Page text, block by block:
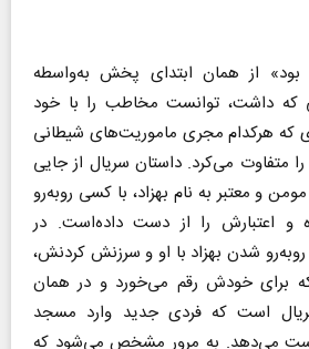
از همان ابتدای پخش به‌واسطه
داشت، توانست مخاطب را با خود
که هرکدام مجری ماموریت‌های شیطانی
متفاوت می‌کرد. داستان سریال از جایی
و معتبر به نام بهزاد، با کسی روبه‌رو
و اعتبارش را از دست داده‌است. در
شدن بهزاد با او و سرزنش کردنش،
برای خودش رقم می‌خورد و در همان
است که فردی جدید وارد مسجد
دست می‌دهد. به مرور مشخص می‌شود که